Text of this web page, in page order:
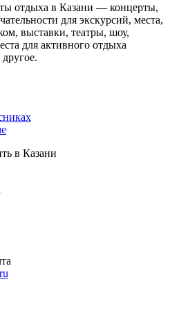
отдыха в Казани — концерты,
для экскурсий, места,
выставки, театры, шоу,
для активного отдыха
в Казани